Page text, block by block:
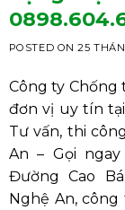
POSTED ON25
Công ty
đơn vị uy tín
Tư vấn, thi
An – Gọi ngay
Đường Cao
Nghệ An,